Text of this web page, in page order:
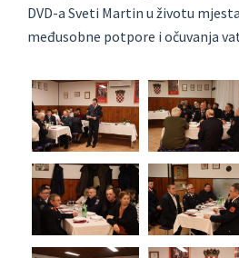
DVD-a Sveti Martin u životu
međusobne potpore i očuvanja